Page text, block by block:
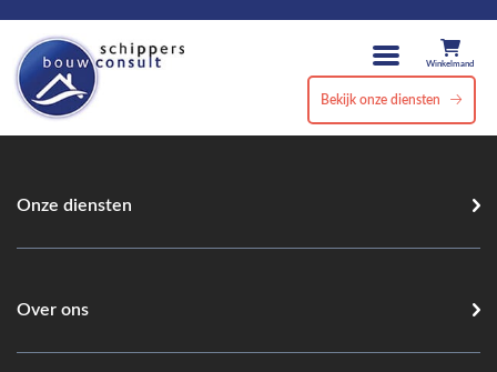
Winkelmand
Bekijk onze diensten
Onze diensten
Over ons